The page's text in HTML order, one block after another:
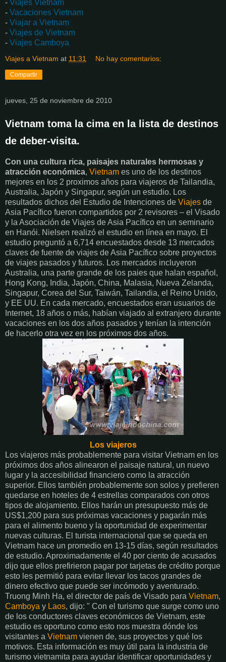
- Viajes Vietnam
- Vacaciones Vietnam
- Viajar a Vietnam
- Viajes de Vietnam
- Viajes Camboya
Viajes a Vietnam at 11:31 No hay comentarios:
Compartir
jueves, 25 de noviembre de 2010
Vietnam toma la cima en la lista de destinos
de deber-visita.
Con una cultura rica, paisajes naturales hermosas y
atracción económica, Vietnam es uno de los destinos
mejores en los 2 proximos años para viajeros de Tailandia,
Australia, Japón y Singapur, según un estudio. Los
resultados dichos del Estudio de Intenciones de Viajes de
Asia Pacífico fueron compartidos por 2 revisores – el Visado
y la Asociación de Viajes de Asia Pacífico en un seminario
en Hanói. Nielsen realizó el estudio en línea en mayo. El
estudio preguntó a 6,714 encuestados desde 13 mercados
claves de fuente de viajes de Asia Pacífico sobre proyectos
de viajes pasados y futuros. Los mercados incluyeron
Australia, una parte grande de los paies que halan español,
Hong Kong, India, Japón, China, Malasia, Nueva Zelanda,
Singapur, Corea del Sur, Taiwán, Tailandia, el Reino Unido,
y EE UU. En cada mercado, encuestados eran usuarios de
Internet, 18 años o más, habían viajado al extranjero durante
vacaciones en los dos años pasados y tenían la intención
de hacerlo otra vez en los próximos dos años.
Los viajeros
Los viajeros más probablemente para visitar Vietnam en los
próximos dos años alinearon el paisaje natural, un nuevo
lugar y la accesibilidad financiero como la atracción
superior. Ellos también probablemente son solos y prefieren
quedarse en hoteles de 4 estrellas comparados con otros
tipos de alojamiento. Ellos harán un presupuesto más de
US$1,200 para sus próximas vacaciones y pagarán más
para el alimento bueno y la oportunidad de experimentar
nuevas culturas. El turista internacional que se queda en
Vietnam hace un promedio en 13-15 días, según resultados
de estudio. Aproximadamente el 40 por ciento de acusados
dijo que ellos prefirieron pagar por tarjetas de crédito porque
esto les permitió para evitar llevar los tacos grandes de
dinero efectivo que puede ser incómodo y aventurado.
Truong Minh Ha, el director de país de Visado para Vietnam,
Camboya y Laos, dijo: " Con el turismo que surge como uno
de los conductores claves económicos de Vietnam, este
estudio es oportuno como esto nos muestra dónde los
visitantes a Vietnam vienen de, sus proyectos y qué los
motivos. Esta información es muy útil para la industria de
turismo vietnamita para ayudar identificar oportunidades y